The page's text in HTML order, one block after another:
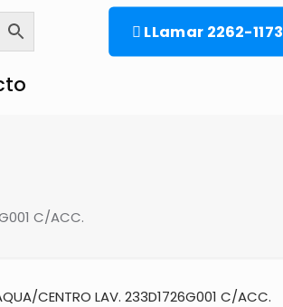
LLamar 2262-1173
C/ACC.
CENTRO LAV. 233D1726G001 C/ACC.